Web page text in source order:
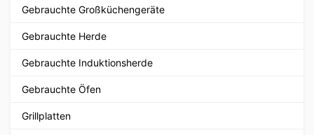
Gebrauchte Großküchengeräte
Gebrauchte Herde
Gebrauchte Induktionsherde
Gebrauchte Öfen
Grillplatten